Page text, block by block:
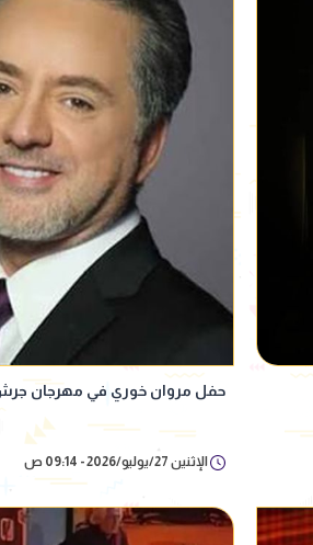
حفل مروان خوري في مهرجان جرش 2026.. موعد الحفل وأبرز
الإثنين 27/يوليو/2026 - 09:14 ص